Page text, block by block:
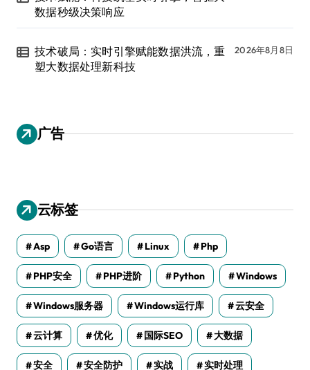
数据秒级决策响应
技术破局：实时引擎赋能数据洪流，重
塑大数据处理新科技
2026年8月8日
广告
云标签
Asp Go语言 Linux Php
PHP安全 PHP进阶 Python Windows
Windows服务器 Windows运行库 云安全
云计算 优化 国际SEO 大数据
安全 安全防护 实战 实时处理